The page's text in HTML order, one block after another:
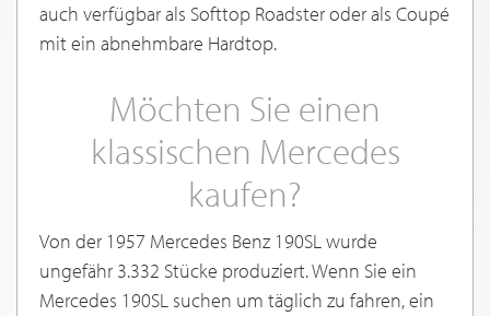
auch verfügbar als Softtop Roadster oder als Coupé
mit ein abnehmbare Hardtop.
Möchten Sie einen
klassischen Mercedes
kaufen?
Von der 1957 Mercedes Benz 190SL wurde
ungefähr 3.332 Stücke produziert. Wenn Sie ein
Mercedes 190SL suchen um täglich zu fahren, ein